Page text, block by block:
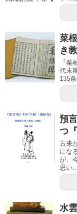
菜
き
『
代末
135
預
つ
古来
にな
が、
思い
水